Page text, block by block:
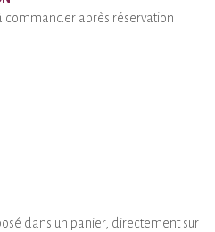
commander après réservation
dans un panier, directement sur